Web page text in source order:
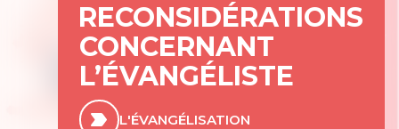
RECONSIDÉRATIONS
CONCERNANT
L’ÉVANGÉLISTE
L'ÉVANGÉLISATION